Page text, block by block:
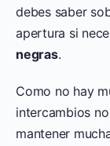
debes saber
apertura si
negras.
Como no hay
intercambios
mantener